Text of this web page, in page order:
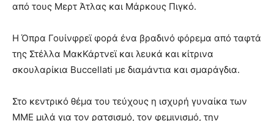
από τους Μερτ Άτλας και Μάρκους Πιγκό.
Η Όπρα Γουίνφρεϊ φορά ένα βραδινό φόρεμα από ταφτά
της Στέλλα ΜακΚάρτνεϊ και λευκά και κίτρινα
σκουλαρίκια Buccellati με διαμάντια και σμαράγδια.
Στο κεντρικό θέμα του τεύχους η ισχυρή γυναίκα των
ΜΜΕ μιλά για τον ρατσισμό, τον φεμινισμό, την